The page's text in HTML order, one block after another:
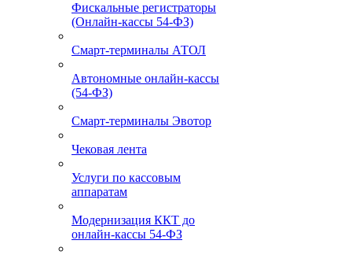
Фискальные регистраторы
(Онлайн-кассы 54-ФЗ)
Смарт-терминалы АТОЛ
Автономные онлайн-кассы
(54-ФЗ)
Смарт-терминалы Эвотор
Чековая лента
Услуги по кассовым
аппаратам
Модернизация ККТ до
онлайн-кассы 54-ФЗ